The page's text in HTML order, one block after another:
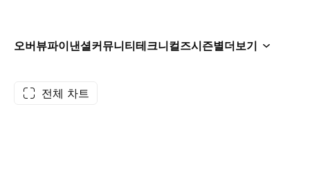
오버뷰파이낸셜커뮤니티테크니컬즈시즌별더보기
전체 차트